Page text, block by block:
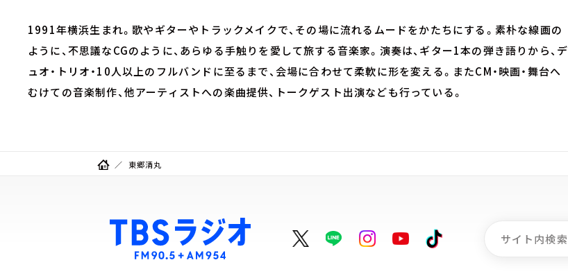
1991年横浜生まれ。歌やギターやトラックメイクで、その場に流れるムードをかたちにする。素朴な線画の
ように、不思議なCGのように、あらゆる手触りを愛して旅する音楽家。演奏は、ギター1本の弾き語りから、デ
ュオ・トリオ・10人以上のフルバンドに至るまで、会場に合わせて柔軟に形を変える。またCM・映画・舞台へ
むけての音楽制作、他アーティストへの楽曲提供、トークゲスト出演なども行っている。
東郷清丸